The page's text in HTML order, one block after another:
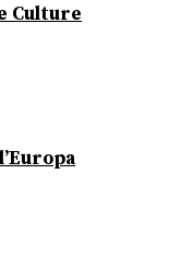
Culture